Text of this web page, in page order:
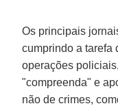
Os principais
cumprindo a tarefa
operações
"compreenda" e
não de crimes,